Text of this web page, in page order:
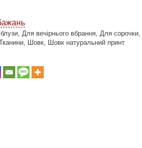
, Для вечірнього вбрання, Для сорочки,
, Шовк, Шовк натуральний принт